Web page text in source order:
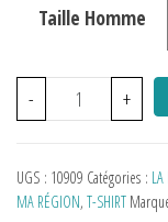
Taille Homme
- +
UGS : 10909 Catégories :
MA RÉGION, T-SHIRT